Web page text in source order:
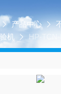
产品中心
机
HP-
荐